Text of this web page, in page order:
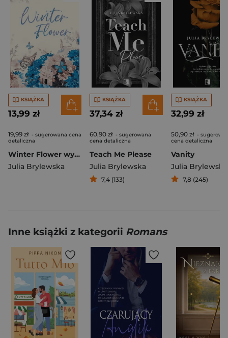
KSIĄŻKA
13,99 zł
19,99 zł - sugerowana cena
detaliczna
Winter Flower wyd. kieszonkowe
Julia Brylewska
KSIĄŻKA
37,34 zł
60,90 zł - sugerowana
cena detaliczna
Teach Me Please
Julia Brylewska
7,4 (133)
KSIĄŻKA
32,99 zł
50,90 zł -
cena detaliczna
Vanity
Julia Brylewska
7,8 (245)
Inne książki z kategorii Romans